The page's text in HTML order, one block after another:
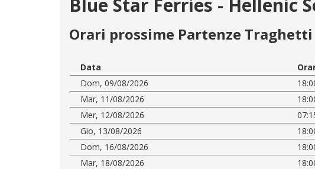
Blue Star Ferries - Hellenic
Orari prossime Partenze Traghetti
Data
Dom, 09/08/2026
Mar, 11/08/2026
Mer, 12/08/2026
Gio, 13/08/2026
Dom, 16/08/2026
Mar, 18/08/2026